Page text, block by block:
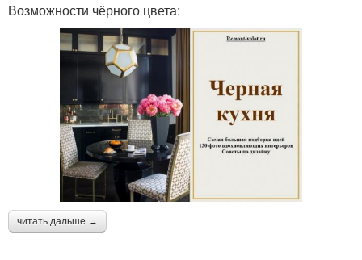
Возможности чёрного цвета:
читать дальше →